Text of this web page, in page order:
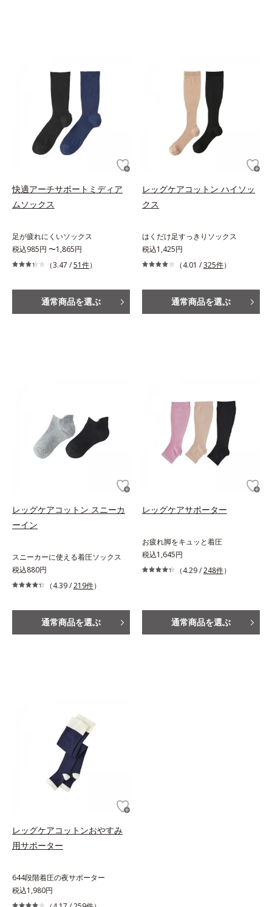
快適アーチサポートミディア
ムソックス
足が疲れにくいソックス
税込985円 〜1,865円
（3.47 /51件）
通常商品を選ぶ
レッグケアコットン ハイソッ
クス
はくだけ足すっきりソックス
税込1,425円
（4.01 /325件）
通常商品を選ぶ
レッグケアコットン スニーカ
ーイン
スニーカーに使える着圧ソックス
税込880円
（4.39 /219件）
通常商品を選ぶ
レッグケアサポーター
お疲れ脚をキュッと着圧
税込1,645円
（4.29 /248件）
通常商品を選ぶ
レッグケアコットンおやすみ
用サポーター
644段階着圧の夜サポーター
税込1,980円